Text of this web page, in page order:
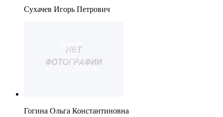
Сухачев Игорь Петрович
Гогина Ольга Константиновна